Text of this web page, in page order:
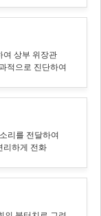
여 상부 위장관
적으로 진단하여
리를 전달하여
리하게 전화